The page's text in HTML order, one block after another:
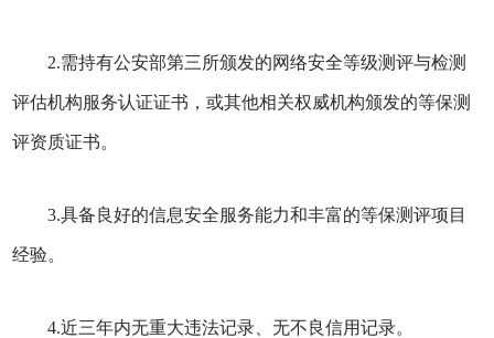
2.需持有公安部第三所颁发的网络安全等级测评与检测
评估机构服务认证证书，或其他相关权威机构颁发的等保测
评资质证书。
3.具备良好的信息安全服务能力和丰富的等保测评项目
经验。
4.近三年内无重大违法记录、无不良信用记录。